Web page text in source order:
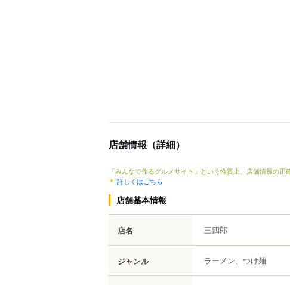
店舗情報（詳細）
「みんなで作るグルメサイト」という性質上、店舗情報の
詳しくはこちら
店舗基本情報
店名 三四郎
ジャンル ラーメン、つけ麺